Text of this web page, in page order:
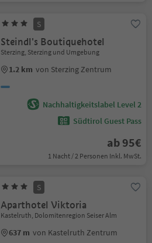
S
Steindl's Boutiquehotel
Sterzing, Sterzing und Umgebung
1.2 km von Sterzing Zentrum
Nachhaltigkeitslabel Level 2
Südtirol Guest Pass
ab 95€
1 Nacht / 2 Personen Inkl. MwSt.
S
Aparthotel Viktoria
Kastelruth, Dolomitenregion Seiser Alm
637 m von Kastelruth Zentrum